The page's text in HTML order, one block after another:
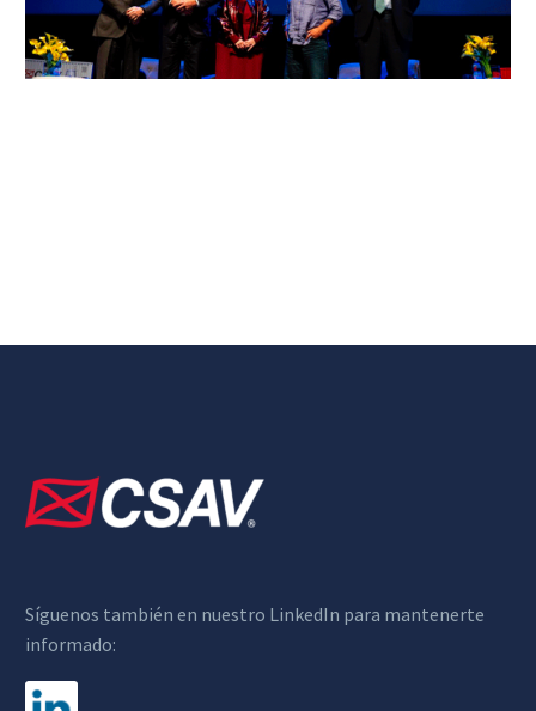
Síguenos también en nuestro LinkedIn para mantenerte
informado: